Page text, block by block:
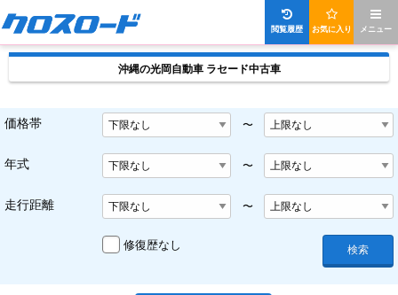
メニュー
お気に入り
閲覧履歴
沖縄の光岡自動車 ラセード中古車
価格帯 〜
年式 〜
走行距離 〜
修復歴なし 検索